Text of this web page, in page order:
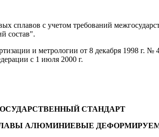
сплавов с учетом требований
состав".
и метрологии от 8 декабря 1998 г.
с 1 июля 2000 г.
СТАНДАРТ
АЛЮМИНИЕВЫЕ